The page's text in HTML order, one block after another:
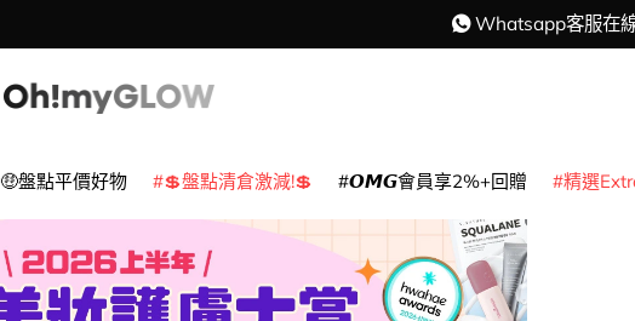
Whatsapp客服在
🤑盤點平價好物 💲盤點清倉激減!💲 𝙊𝙈𝙂會員享2%+回贈 精選